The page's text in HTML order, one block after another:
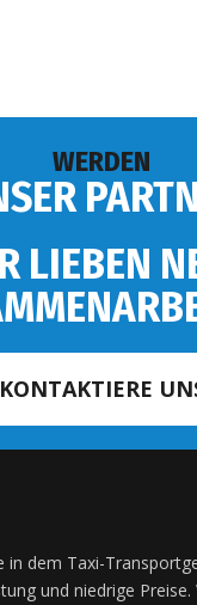
WERDEN
LIEBEN
KONTAKTIERE
in dem Taxi-
und niedrige Preise.